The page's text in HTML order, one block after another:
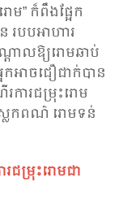
ម” ក៏ពឹងផ្អែក
របបអាហារ
ាលឱ្យរោម​ឆាប់​
អាចជឿជាក់បាន
ការជម្រុះ​រោម
លេកពណ៌ រោម​ទន់
ជម្រុះ​រោមជា